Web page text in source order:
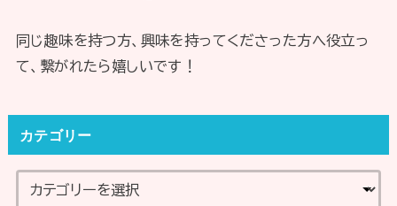
同じ趣味を持つ方、興味を持ってくださった方へ役立っ
て、繋がれたら嬉しいです！
カテゴリー